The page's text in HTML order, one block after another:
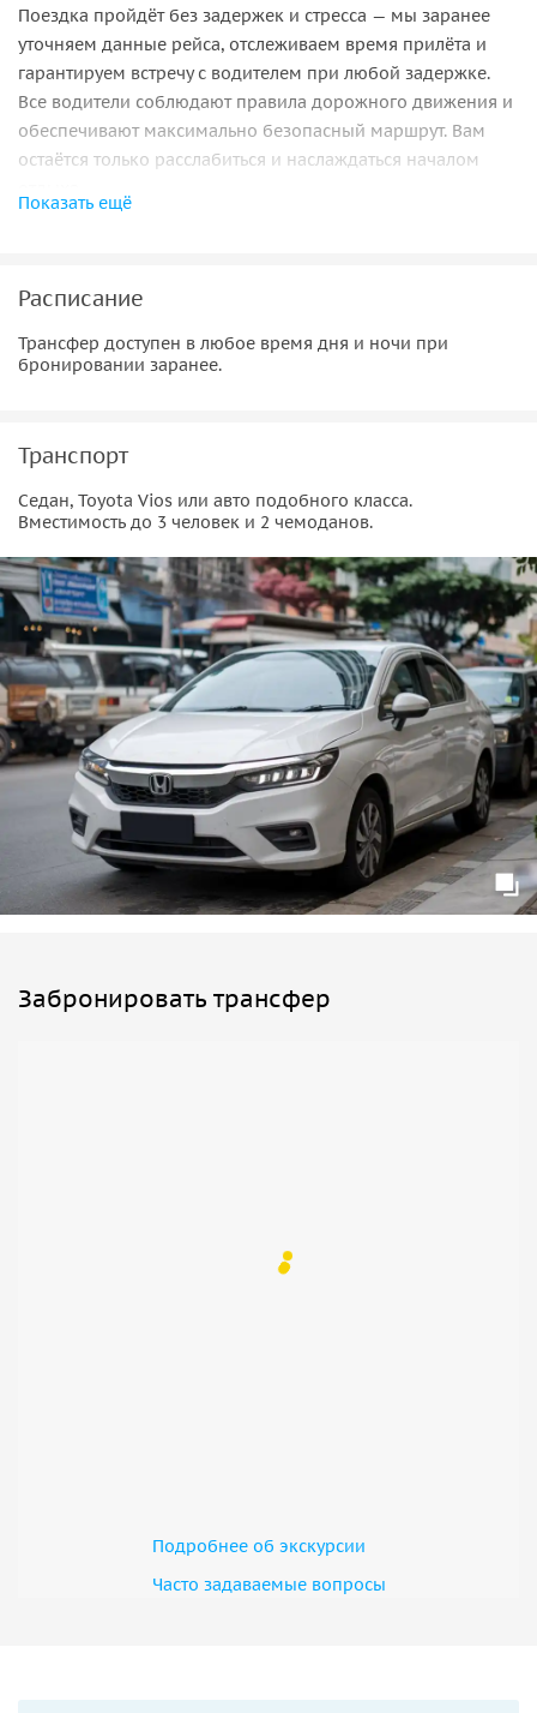
Поездка пройдёт без задержек и стресса — мы заранее
уточняем данные рейса, отслеживаем время прилёта и
гарантируем встречу с водителем при любой задержке.
Все водители соблюдают правила дорожного движения и
обеспечивают максимально безопасный маршрут. Вам
остаётся только расслабиться и наслаждаться началом
Показать ещё
Расписание
Трансфер доступен в любое время дня и ночи при
бронировании заранее.
Транспорт
Седан, Toyota Vios или авто подобного класса.
Вместимость до 3 человек и 2 чемоданов.
Забронировать трансфер
Подробнее об экскурсии
Часто задаваемые вопросы